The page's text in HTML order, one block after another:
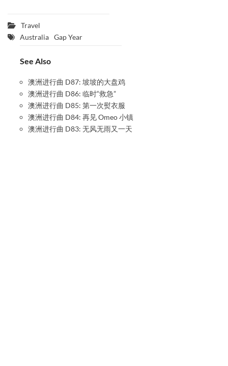
Travel
Australia Gap Year
See Also
澳洲进行曲 D87: 坡坡的大盘鸡
澳洲进行曲 D86: 临时“救急”
澳洲进行曲 D85: 第一次熨衣服
澳洲进行曲 D84: 再见 Omeo 小镇
澳洲进行曲 D83: 无风无雨又一天